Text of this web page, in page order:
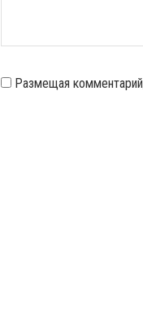
Размещая